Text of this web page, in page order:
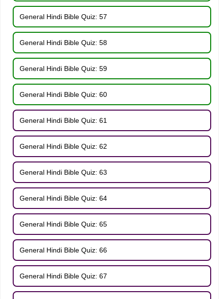
General Hindi Bible Quiz: 57
General Hindi Bible Quiz: 58
General Hindi Bible Quiz: 59
General Hindi Bible Quiz: 60
General Hindi Bible Quiz: 61
General Hindi Bible Quiz: 62
General Hindi Bible Quiz: 63
General Hindi Bible Quiz: 64
General Hindi Bible Quiz: 65
General Hindi Bible Quiz: 66
General Hindi Bible Quiz: 67